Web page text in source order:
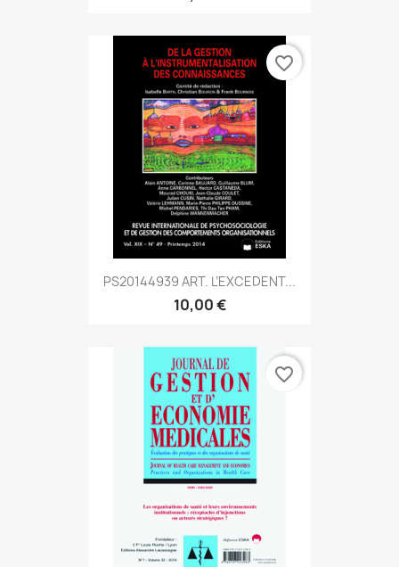
PS20144939 ART. L’EXCEDENT...
10,00 €
favorite_border
favorite_border